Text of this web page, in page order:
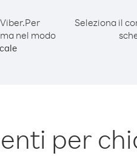
Per
nel modo
Seleziona il
per